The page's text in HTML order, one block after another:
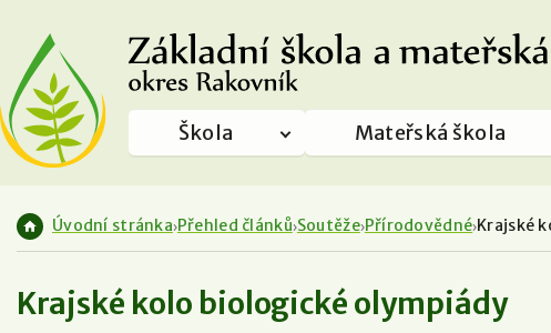
Škola Mateřská škola
Úvodní stránka Přehled článků Soutěže Přírodovědné Krajské
Krajské kolo biologické olympiády